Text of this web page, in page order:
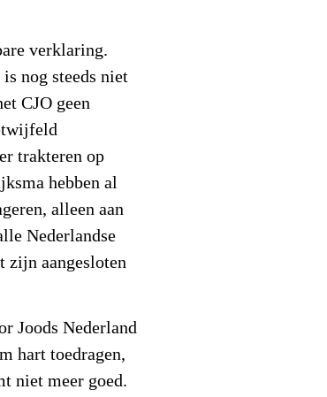
verklaring.
nog steeds niet
CJO geen
trakteren op
hebben al
alleen aan
Nederlandse
zijn aangesloten
Joods Nederland
hart toedragen,
niet meer goed.